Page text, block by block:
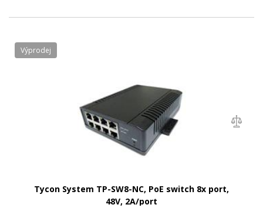
Tycon System TP-SW8-NC, PoE switch 8x port,
48V, 2A/port
Výprodej